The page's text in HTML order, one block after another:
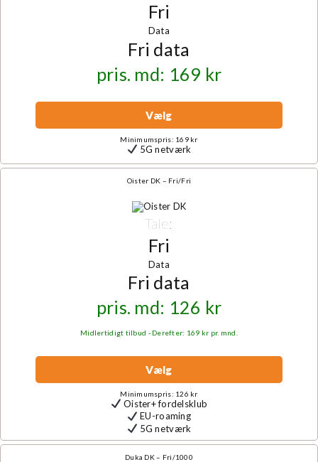
Fri
Data
Fri data
pris. md: 169 kr
Vælg
Minimumspris: 169 kr
5G netværk
Oister DK – Fri/Fri
Tale:
Fri
Data
Fri data
pris. md: 126 kr
Midlertidigt tilbud - Derefter: 169 kr pr. mnd.
Vælg
Minimumspris: 126 kr
Oister+ fordelsklub
EU-roaming
5G netværk
Duka DK – Fri/1000